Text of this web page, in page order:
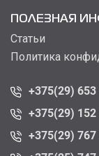
ПОЛЕЗНАЯ
Статьи
Политика
+375(29) 653
+375(29) 152
+375(29) 767